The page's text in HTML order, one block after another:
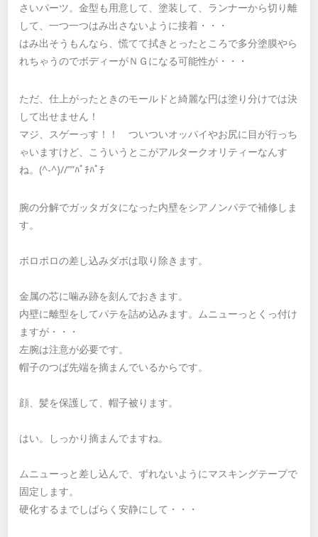
さいパーツ。金型も用意して、塗装して、ランナーから切り離
して、一つ一つはみ出さないように接着・・・
はみ出そうもんなら、慌てて拭きとったところで多分塗膜やら
れちゃうのでボディーがＮＧになる可能性が・・・
ただ、仕上がったときのモールドと綺麗な円は塗り分けでは決
して出せません！
マジ、スゲーっす！！ ついついオッパイやお尻に目が行っち
ゃいますけど、こういうとこがアルタークオリティーなんす
ね。(^-^)//””ﾊﾟﾁﾊﾟﾁ
腕の分解でガッタガタになった内壁をシアノンパテで補修しま
す。
ボロボロの差し込みダボは取り除きます。
金属の芯に噛み跡を刻んでおきます。
内壁に離型をしてパテを詰め込みます。ムニューっとくっ付け
ますが・・・
左腕は注意が必要です。
帽子のつば先端を摘まんでいるからです。
顔、髪を保護して、帽子被ります。
はい。しっかり摘まんでますね。
ムニューっと差し込んで、ずれないようにマスキングテープで
固定します。
硬化するまでしばらく安静にして・・・